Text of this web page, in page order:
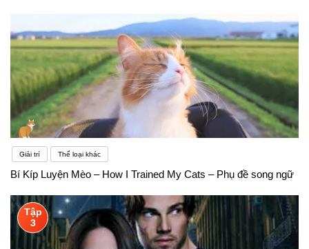
Giải trí Thể loại khác
Bí Kíp Luyện Mèo – How I Trained My Cats – Phụ đề song ngữ
Tập
3